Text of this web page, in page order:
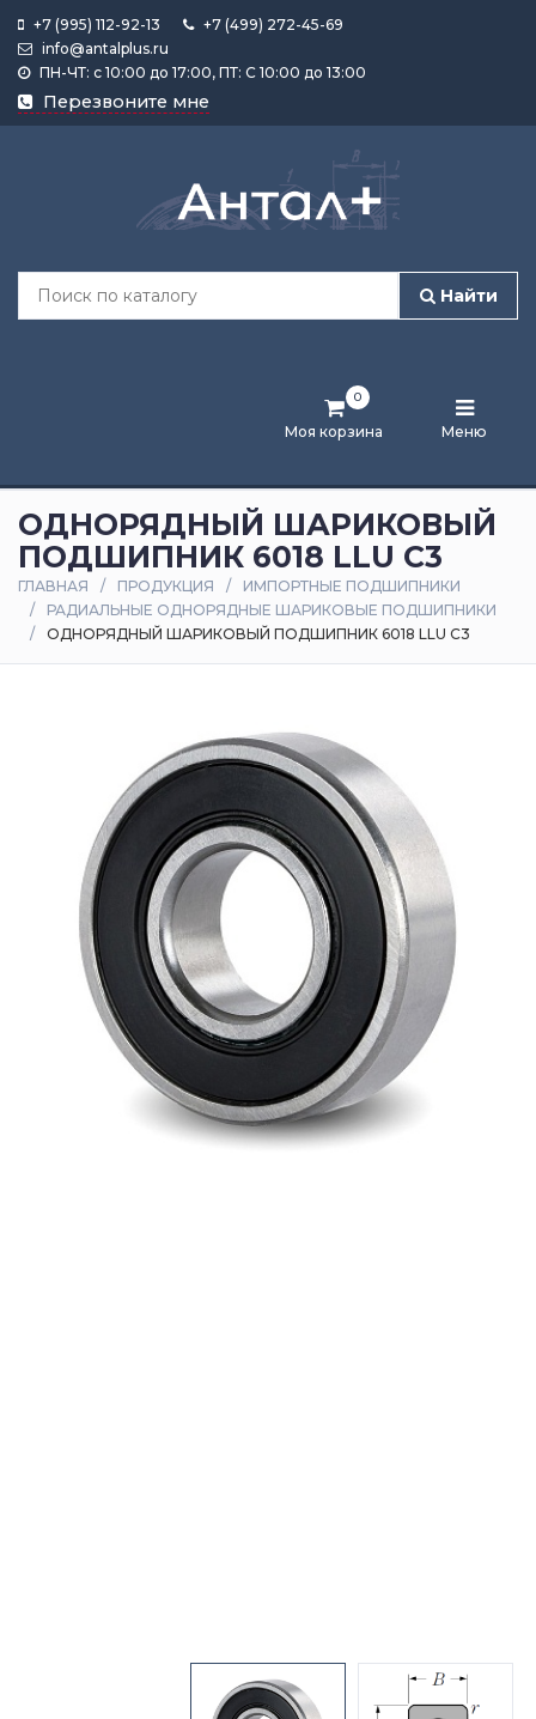
+7 (995) 112-92-13
+7 (499) 272-45-69
info@antalplus.ru
ПН-ЧТ: с 10:00 до 17:00, ПТ: С 10:00 до 13:00
Перезвоните мне
Найти
Моя корзина
0
Меню
Каталог
продукции
Лента
и
статьи
Оплата
доставка
ОДНОРЯДНЫЙ ШАРИКОВЫЙ
ПОДШИПНИК 6018 LLU C3
ГЛАВНАЯ ПРОДУКЦИЯ
ИМПОРТНЫЕ ПОДШИПНИКИ
РАДИАЛЬНЫЕ ОДНОРЯДНЫЕ ШАРИКОВЫЕ ПОДШИПНИКИ
ОДНОРЯДНЫЙ ШАРИКОВЫЙ ПОДШИПНИК 6018 LLU C3